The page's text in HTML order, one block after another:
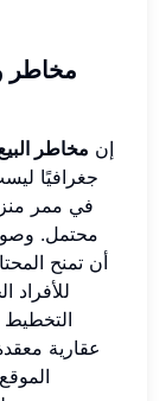
مخاطر
إن مخاطر
جغرافيًا
في ممر
محتمل.
أن تمنح
للأفراد
التخطيط
عقارية